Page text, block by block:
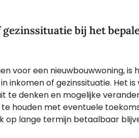
bij het
voor een nieuwbouwwoning, is
of gezinssituatie. Het
te denken en mogelijke
houden met eventuele
op lange termijn betaalbaar